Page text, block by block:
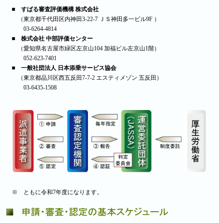
■ すばる審査評価機構 株式会社
（東京都千代田区内神田3-22-7 ＪＳ神田多一ビル9F ）
03-6264-4814
■ 株式会社 中部評価センター
（愛知県名古屋市緑区左京山104 加福ビル左京山1階）
052-623-7401
■ 一般社団法人 日本添乗サービス協会
（東京都品川区西五反田7-7-2 エスティメゾン 五反田）
03-6435-1508
※ ともに令和7年度になります。